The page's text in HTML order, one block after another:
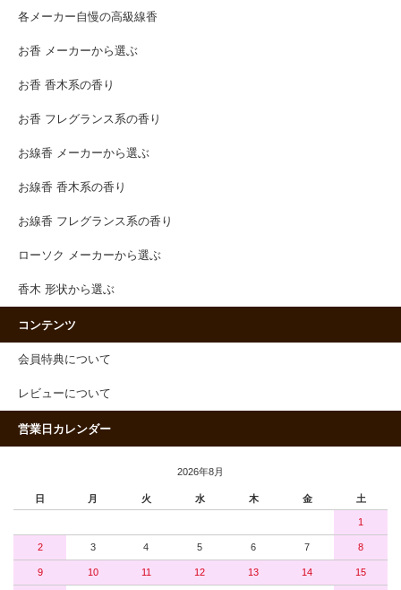
各メーカー自慢の高級線香
お香 メーカーから選ぶ
お香 香木系の香り
お香 フレグランス系の香り
お線香 メーカーから選ぶ
お線香 香木系の香り
お線香 フレグランス系の香り
ローソク メーカーから選ぶ
香木 形状から選ぶ
コンテンツ
会員特典について
レビューについて
営業日カレンダー
2026年8月
日 月 火 水 木 金 土
1
2 3 4 5 6 7 8
9 10 11 12 13 14 15